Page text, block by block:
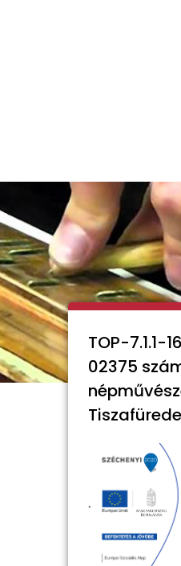
TOP-7.1.1-
02375